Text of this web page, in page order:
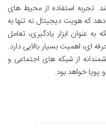
تجربه استفاده از محیط های
که هویت دیجیتال نه تنها به
به عنوان ابزار یادگیری، تعامل
ای، اهمیت بسیار بالایی دارد.
از شبکه های اجتماعی و
پویا خواهد بود.